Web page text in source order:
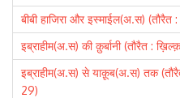
बीबी हाजिरा और इस्माईल(अ.स) (तौरैत
इब्राहीम(अ.स) की क़ुर्बानी (तौरैत :
इब्राहीम(अ.स) से याक़ूब(अ.स) तक
29)